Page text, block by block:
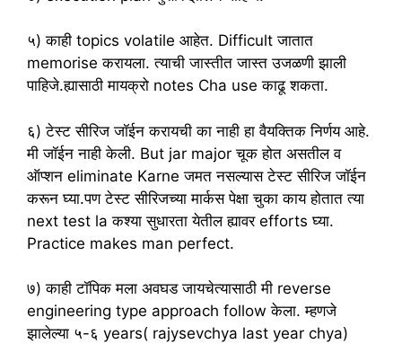
५) काही topics volatile आहेत. Difficult जातात
memorise करायला. त्याची जास्तीत जास्त उजळणी झाली
पाहिजे.ह्यासाठी मायक्रो notes Cha use काढू शकता.
६) टेस्ट सीरिज जॉईन करायची का नाही हा वैयक्तिक निर्णय आहे.
मी जॉईन नाही केली. But jar major चूक होत असतील व
ऑप्शन eliminate Karne जमत नसल्यास टेस्ट सीरिज जॉईन
करून घ्या.पण टेस्ट सीरिजच्या मार्कस पेक्षा चुका काय होतात त्या
next test la कश्या सुधारता येतील ह्यावर efforts घ्या.
Practice makes man perfect.
७) काही टॉपिक मला अवघड जायचेत्यासाठी मी reverse
engineering type approach follow केला. म्हणजे
झालेल्या ५-६ years( rajysevchya last year chya)